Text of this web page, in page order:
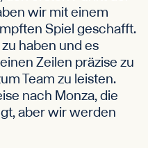
wir mit einem
Spiel geschafft.
haben und es
Zeilen präzise zu
Team zu leisten.
nach Monza, die
aber wir werden